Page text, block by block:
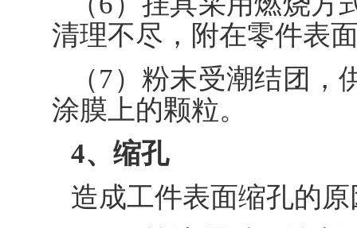
清理不尽，附在零件表
（7）粉末受潮结团
涂膜上的颗粒。
4、缩孔
造成工件表面缩孔的